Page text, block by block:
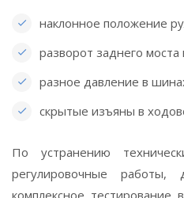
наклонное положение
разворот заднего
разное давление в
скрытые изъяны в
По устранению
регулировочные
комплексное